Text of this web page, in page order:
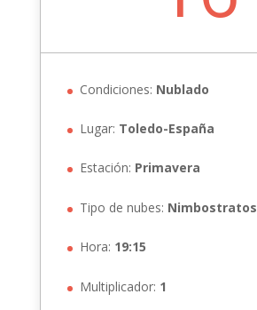
Condiciones: Nublado
Lugar: Toledo-España
Estación: Primavera
Tipo de nubes: Nimbostratos
Hora: 19:15
Multiplicador: 1